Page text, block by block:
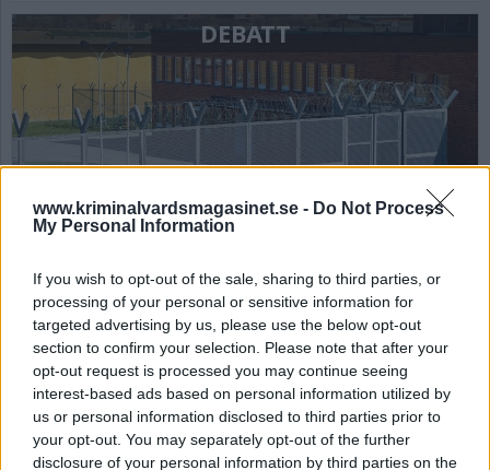
www.kriminalvardsmagasinet.se - Do Not Process
My Personal Information
If you wish to opt-out of the sale, sharing to third parties, or
processing of your personal or sensitive information for
targeted advertising by us, please use the below opt-out
section to confirm your selection. Please note that after your
opt-out request is processed you may continue seeing
interest-based ads based on personal information utilized by
us or personal information disclosed to third parties prior to
your opt-out. You may separately opt-out of the further
disclosure of your personal information by third parties on the
DEBATT
Bryter Kriminalvården
den onda cirkeln?
Som det gamla uttrycket lyder: Lås in skurken och
kasta bort nyckeln, blir synsättet en aning
märkligt. Inte för att det myntades tidigt 1900-tal
utan för att Kriminalvården har som uttalat mål:
Att vi ska komma ”bättre ut” än vi åkte in.